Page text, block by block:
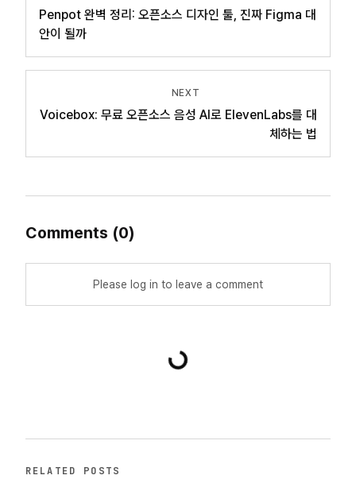
Penpot 완벽 정리: 오픈소스 디자인 툴, 진짜 Figma 대
안이 될까
NEXT
Voicebox: 무료 오픈소스 음성 AI로 ElevenLabs를 대
체하는 법
Comments (0)
Please log in to leave a comment
RELATED POSTS